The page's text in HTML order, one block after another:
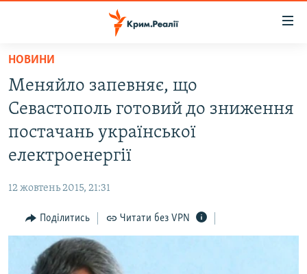
Перейти
основного
матеріалу
до
основної
Перейти
пошукуІНТЕРВ'Ю
ВСЕ ЗА ДЕНЬ
СПЕЦПРОЕКТИ
НОВИНИ
Меняйло запевняє, що
Севастополь готовий до зниження
постачань української
електроенергії
12 жовтень 2015, 21:31
Поділитись Читати без VPN